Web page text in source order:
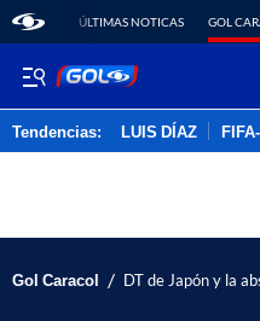
ÚLTIMAS NOTICAS GOL
Tendencias: LUIS DÍAZ
Gol Caracol / DT de Japón y la